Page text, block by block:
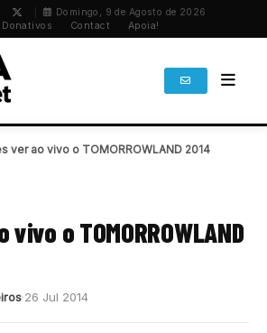
Domingo, 9 de Agosto de 2026
Donativos Contact Apoia!
ver ao vivo o TOMORROWLAND 2014
o TOMORROWLAND
26 Jul 2014